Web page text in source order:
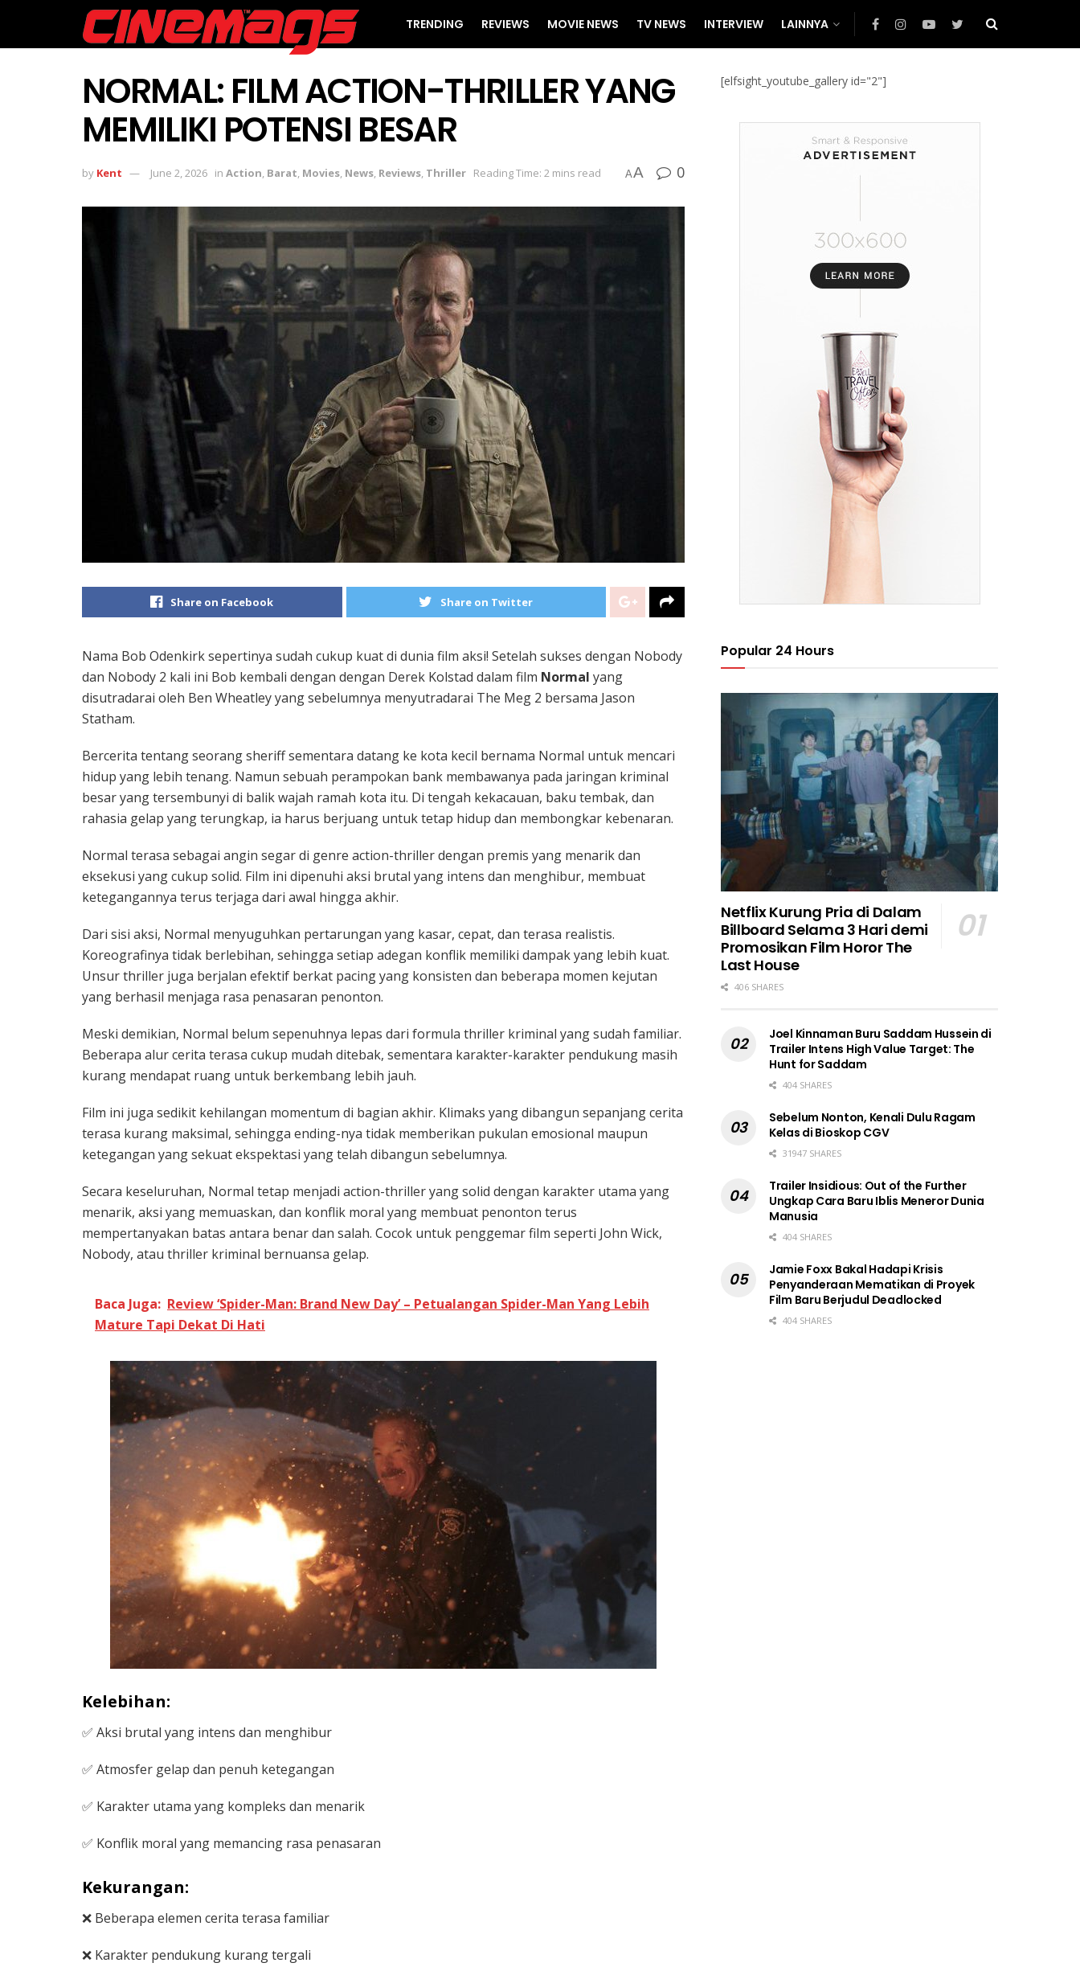
TRENDING REVIEWS MOVIE NEWS TV NEWS INTERVIEW LAINNYA
NORMAL: FILM ACTION-THRILLER YANG
MEMILIKI POTENSI BESAR
by Kent June 2, 2026 in Action, Barat, Movies, News, Reviews, Thriller Reading Time: 2 mins read AA 0
Share on Facebook Share on Twitter
Nama Bob Odenkirk sepertinya sudah cukup kuat di dunia film aksi! Setelah sukses dengan Nobody
dan Nobody 2 kali ini Bob kembali dengan dengan Derek Kolstad dalam film Normal yang
disutradarai oleh Ben Wheatley yang sebelumnya menyutradarai The Meg 2 bersama Jason
Statham.
Bercerita tentang seorang sheriff sementara datang ke kota kecil bernama Normal untuk mencari
hidup yang lebih tenang. Namun sebuah perampokan bank membawanya pada jaringan kriminal
besar yang tersembunyi di balik wajah ramah kota itu. Di tengah kekacauan, baku tembak, dan
rahasia gelap yang terungkap, ia harus berjuang untuk tetap hidup dan membongkar kebenaran.
Normal terasa sebagai angin segar di genre action-thriller dengan premis yang menarik dan
eksekusi yang cukup solid. Film ini dipenuhi aksi brutal yang intens dan menghibur, membuat
ketegangannya terus terjaga dari awal hingga akhir.
Dari sisi aksi, Normal menyuguhkan pertarungan yang kasar, cepat, dan terasa realistis.
Koreografinya tidak berlebihan, sehingga setiap adegan konflik memiliki dampak yang lebih kuat.
Unsur thriller juga berjalan efektif berkat pacing yang konsisten dan beberapa momen kejutan
yang berhasil menjaga rasa penasaran penonton.
Meski demikian, Normal belum sepenuhnya lepas dari formula thriller kriminal yang sudah familiar.
Beberapa alur cerita terasa cukup mudah ditebak, sementara karakter-karakter pendukung masih
kurang mendapat ruang untuk berkembang lebih jauh.
Film ini juga sedikit kehilangan momentum di bagian akhir. Klimaks yang dibangun sepanjang cerita
terasa kurang maksimal, sehingga ending-nya tidak memberikan pukulan emosional maupun
ketegangan yang sekuat ekspektasi yang telah dibangun sebelumnya.
Secara keseluruhan, Normal tetap menjadi action-thriller yang solid dengan karakter utama yang
menarik, aksi yang memuaskan, dan konflik moral yang membuat penonton terus
mempertanyakan batas antara benar dan salah. Cocok untuk penggemar film seperti John Wick,
Nobody, atau thriller kriminal bernuansa gelap.
Baca Juga: Review ‘Spider-Man: Brand New Day’ – Petualangan Spider-Man Yang Lebih
Mature Tapi Dekat Di Hati
Kelebihan:
✅ Aksi brutal yang intens dan menghibur
✅ Atmosfer gelap dan penuh ketegangan
✅ Karakter utama yang kompleks dan menarik
✅ Konflik moral yang memancing rasa penasaran
Kekurangan:
❌ Beberapa elemen cerita terasa familiar
❌ Karakter pendukung kurang tergali
[elfsight_youtube_gallery id="2"]
Popular 24 Hours
Netflix Kurung Pria di Dalam
Billboard Selama 3 Hari demi
Promosikan Film Horor The
Last House
406 SHARES
Joel Kinnaman Buru Saddam Hussein di
Trailer Intens High Value Target: The
Hunt for Saddam
404 SHARES
Sebelum Nonton, Kenali Dulu Ragam
Kelas di Bioskop CGV
31947 SHARES
Trailer Insidious: Out of the Further
Ungkap Cara Baru Iblis Meneror Dunia
Manusia
404 SHARES
Jamie Foxx Bakal Hadapi Krisis
Penyanderaan Mematikan di Proyek
Film Baru Berjudul Deadlocked
404 SHARES